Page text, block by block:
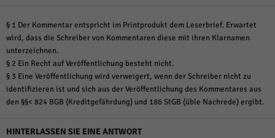
§ 1 Der Kommentar entspricht im Printprodukt dem Leserbrief. Erwartet
wird, dass die Schreiber von Kommentaren diese mit ihren Klarnamen
unterzeichnen.
§ 2 Ein Recht auf Veröffentlichung besteht nicht.
§ 3 Eine Veröffentlichung wird verweigert, wenn der Schreiber nicht zu
identifizieren ist und sich aus der Veröffentlichung des Kommentares aus
den §§< 824 BGB (Kreditgefährdung) und 186 StGB (üble Nachrede) ergibt.
HINTERLASSEN SIE EINE ANTWORT